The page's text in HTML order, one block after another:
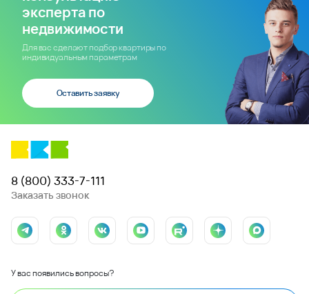
эксперта по
недвижимости
Для вас сделают подбор квартиры по
индивидуальным параметрам
Оставить заявку
8 (800) 333-7-111
Заказать звонок
У вас появились вопросы?